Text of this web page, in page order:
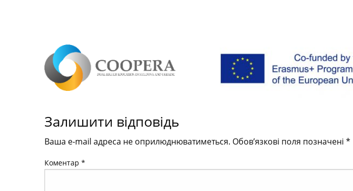
Залишити відповідь
Ваша e-mail адреса не оприлюднюватиметься. Обов’язкові поля позначені *
Коментар *